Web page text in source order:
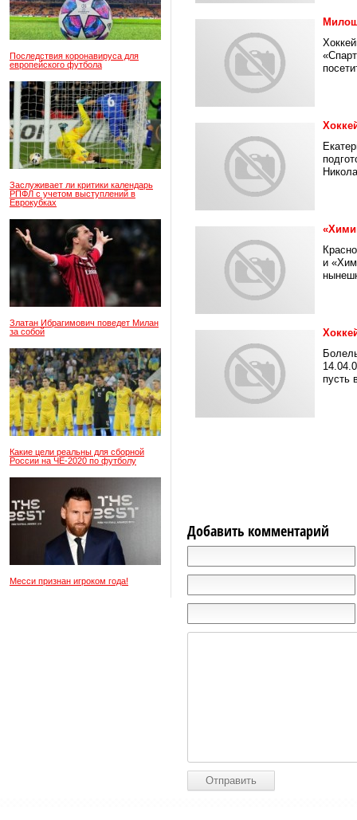
Последствия коронавируса для
европейского футбола
Заслуживает ли критики календарь
РПФЛ с учетом выступлений в
Еврокубках
Златан Ибрагимович поведет Милан
за собой
Какие цели реальны для сборной
России на ЧЕ-2020 по футболу
Месси признан игроком года!
и
пусть
Добавить комментарий